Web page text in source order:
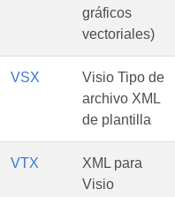
gráficos
vectoriales)
VSX
Visio Tipo de
archivo XML
de plantilla
VTX
XML para
Visio